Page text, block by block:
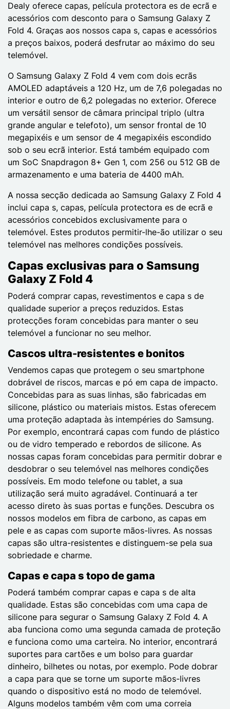
Dealy oferece capas, película protectora es de ecrã e
acessórios com desconto para o Samsung Galaxy Z
Fold 4. Graças aos nossos capa s, capas e acessórios
a preços baixos, poderá desfrutar ao máximo do seu
telemóvel.
O Samsung Galaxy Z Fold 4 vem com dois ecrãs
AMOLED adaptáveis a 120 Hz, um de 7,6 polegadas no
interior e outro de 6,2 polegadas no exterior. Oferece
um versátil sensor de câmara principal triplo (ultra
grande angular e telefoto), um sensor frontal de 10
megapixéis e um sensor de 4 megapixéis escondido
sob o seu ecrã interior. Está também equipado com
um SoC Snapdragon 8+ Gen 1, com 256 ou 512 GB de
armazenamento e uma bateria de 4400 mAh.
A nossa secção dedicada ao Samsung Galaxy Z Fold 4
inclui capa s, capas, película protectora es de ecrã e
acessórios concebidos exclusivamente para o
telemóvel. Estes produtos permitir-lhe-ão utilizar o seu
telemóvel nas melhores condições possíveis.
Capas exclusivas para o Samsung
Galaxy Z Fold 4
Poderá comprar capas, revestimentos e capa s de
qualidade superior a preços reduzidos. Estas
protecções foram concebidas para manter o seu
telemóvel a funcionar no seu melhor.
Cascos ultra-resistentes e bonitos
Vendemos capas que protegem o seu smartphone
dobrável de riscos, marcas e pó em capa de impacto.
Concebidas para as suas linhas, são fabricadas em
silicone, plástico ou materiais mistos. Estas oferecem
uma proteção adaptada às intempéries do Samsung.
Por exemplo, encontrará capas com fundo de plástico
ou de vidro temperado e rebordos de silicone. As
nossas capas foram concebidas para permitir dobrar e
desdobrar o seu telemóvel nas melhores condições
possíveis. Em modo telefone ou tablet, a sua
utilização será muito agradável. Continuará a ter
acesso direto às suas portas e funções. Descubra os
nossos modelos em fibra de carbono, as capas em
pele e as capas com suporte mãos-livres. As nossas
capas são ultra-resistentes e distinguem-se pela sua
sobriedade e charme.
Capas e capa s topo de gama
Poderá também comprar capas e capa s de alta
qualidade. Estas são concebidas com uma capa de
silicone para segurar o Samsung Galaxy Z Fold 4. A
aba funciona como uma segunda camada de proteção
e funciona como uma carteira. No interior, encontrará
suportes para cartões e um bolso para guardar
dinheiro, bilhetes ou notas, por exemplo. Pode dobrar
a capa para que se torne um suporte mãos-livres
quando o dispositivo está no modo de telemóvel.
Alguns modelos também vêm com uma correia